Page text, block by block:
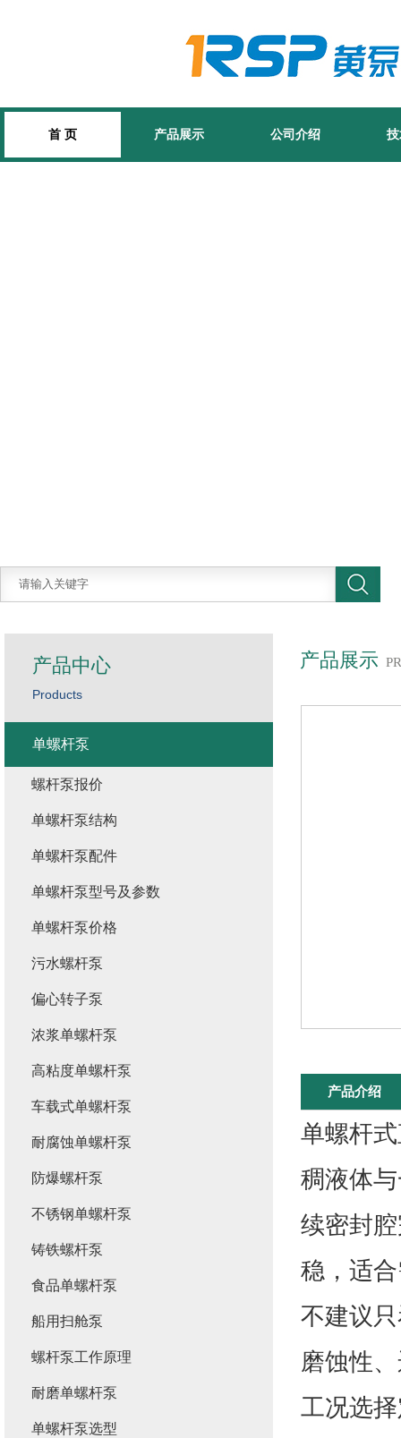
首 页 产品展示 公司介绍
产品展示
产品介绍
单螺杆
稠液体
续密封
稳，适
不建议
磨蚀性
工况选
产品中心
Products
单螺杆泵
螺杆泵报价
单螺杆泵结构
单螺杆泵配件
单螺杆泵型号及参数
单螺杆泵价格
污水螺杆泵
偏心转子泵
浓浆单螺杆泵
高粘度单螺杆泵
车载式单螺杆泵
耐腐蚀单螺杆泵
防爆螺杆泵
不锈钢单螺杆泵
铸铁螺杆泵
食品单螺杆泵
船用扫舱泵
螺杆泵工作原理
耐磨单螺杆泵
单螺杆泵选型